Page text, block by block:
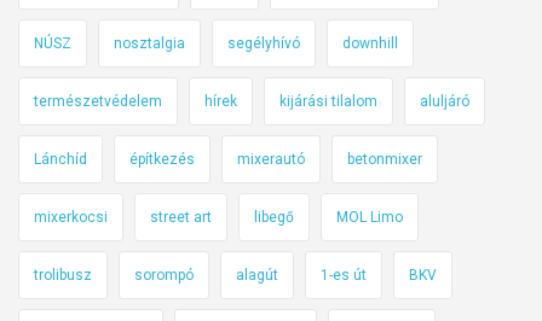
NÚSZ nosztalgia segélyhívó downhill
természetvédelem hírek kijárási tilalom aluljáró
Lánchíd építkezés mixerautó betonmixer
mixerkocsi street art libegő MOL Limo
trolibusz sorompó alagút 1-es út BKV